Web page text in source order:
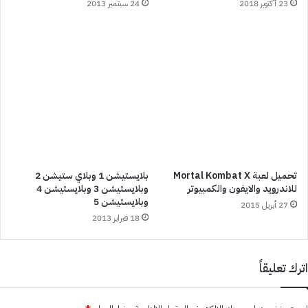
23 أكتوبر 2018 24 سبتمبر 2013
تحميل لعبة Mortal Kombat X
للاندرويد والايفون والكمبيوتر
27 أبريل 2015
بلايستيشن 1 وبلاي ستيشن 2
وبلايستيشن 3 وبلايستيشن 4
وبلايستيشن 5
18 فبراير 2013
اترك تعليقاً